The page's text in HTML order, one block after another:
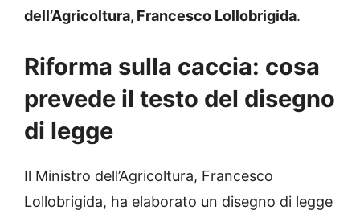
dell’Agricoltura, Francesco Lollobrigida.
Riforma sulla caccia: cosa
prevede il testo del disegno
di legge
Il Ministro dell’Agricoltura, Francesco
Lollobrigida, ha elaborato un disegno di legge